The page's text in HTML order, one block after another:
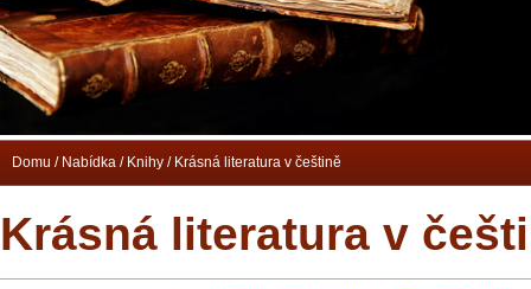
Krásná literatura v
Domu / Nabídka / Knihy / Krásná literatura v češtině